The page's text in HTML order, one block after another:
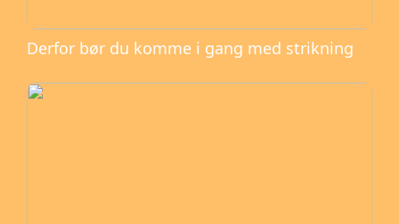
Derfor bør du komme i gang med strikning